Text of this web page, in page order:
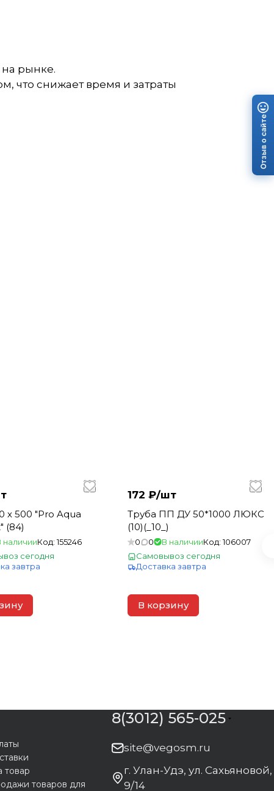
рынке.
что снижает время и затраты
"Pro Aqua
(84)
наличииКод:155246
сегодня
завтра
172 ₽/шт
Труба ПП ДУ 50*1000 ЛЮКС
(10)(_10_)
0 0 В наличииКод:106007
Самовывоз сегодня
Доставка завтра
В корзину
товар
товаров для
8(3012) 565-025
site@vegosm.ru
г. Улан-Удэ, ул. Сахьяновой,
9/14
Отзыв о сайте